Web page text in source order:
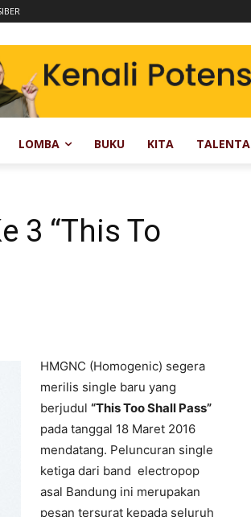
LOMBA BUKU KITA TALENTA
3 “This To
HMGNC (Homogenic) segera
merilis single baru yang
berjudul “This Too Shall Pass”
pada tanggal 18 Maret 2016
mendatang. Peluncuran single
ketiga dari band electropop
asal Bandung ini merupakan
pesan tersurat kepada seluruh